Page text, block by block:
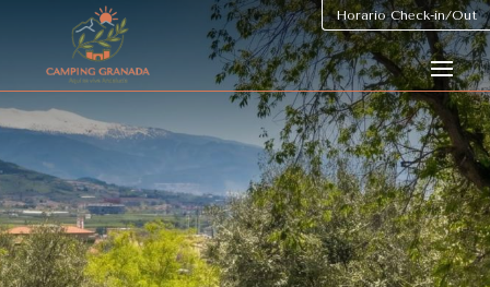
Horario Check-in/Out